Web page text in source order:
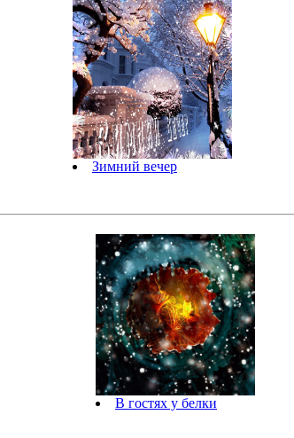
Зимний вечер
В гостях у белки